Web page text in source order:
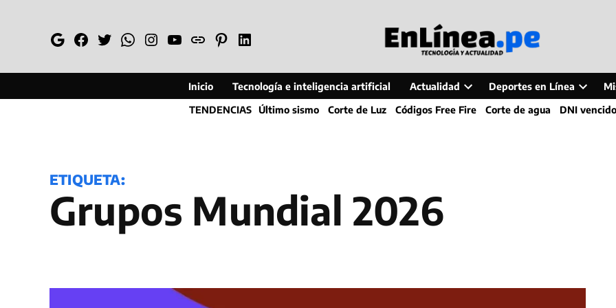
GoogleFacebook
TwitterWhatsapp
Instagram
YouTube
WebPinterestLinkedin
Inicio Tecnología e inteligencia artificial Actualidad
Open
dropdown
Deportes en Línea
Open
dropdown
TENDENCIAS Último sismo Corte de Luz Códigos Free Fire Corte de agua DNI vencido
ETIQUETA:
grupos Mundial 2026